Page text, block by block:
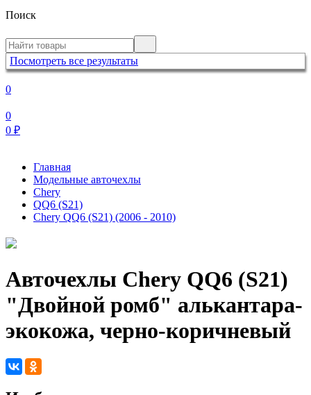
Поиск
Посмотреть все результаты
0
0
0 ₽
Главная
Модельные авточехлы
Chery
QQ6 (S21)
Chery QQ6 (S21) (2006 - 2010)
Авточехлы Chery QQ6 (S21)
"Двойной ромб" алькантара-
экокожа, черно-коричневый